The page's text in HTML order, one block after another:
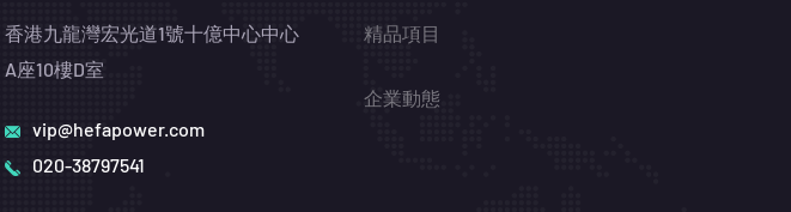
香港九龍灣宏光道1號十億中心中心
A座10樓D室
vip@hefapower.com
020-38797541
精品項目
企業動態